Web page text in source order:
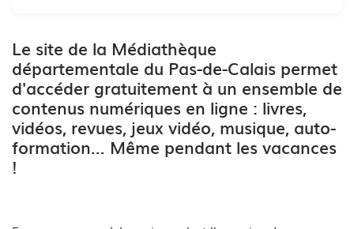
Le site de la Médiathèque
départementale du Pas-de-Calais permet
d'accéder gratuitement à un ensemble de
contenus numériques en ligne : livres,
vidéos, revues, jeux vidéo, musique, auto-
formation... Même pendant les vacances
!